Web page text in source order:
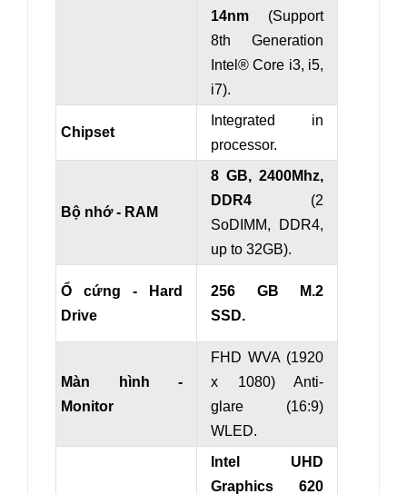
14nm (Support
8th Generation
Intel® Core i3, i5,
i7).
Chipset
Integrated in
processor.
Bộ nhớ - RAM
8 GB, 2400Mhz,
DDR4 (2
SoDIMM, DDR4,
up to 32GB).
Ổ cứng - Hard
Drive
256 GB M.2
SSD.
Màn hình -
Monitor
FHD WVA (1920
x 1080) Anti-
glare (16:9)
WLED.
Intel UHD
Graphics 620